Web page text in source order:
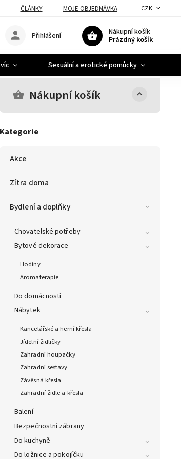
ČLÁNKY MOJE OBJEDNÁVKA CZK
Nákupní košík
Prázdný košík
Přihlášení
Sexuální a erotické pomůcky
Nákupní košík
Kategorie
Akce
Zítra doma
Bydlení a doplňky
Chovatelské potřeby
Bytové dekorace
Hodiny
Aromaterapie
Do domácnosti
Nábytek
Kancelářské a herní křesla
Jídelní židličky
Zahradní houpačky
Zahradní sestavy
Závěsná křesla
Zahradní židle a křesla
Balení
Bezpečnostní zábrany
Do kuchyně
Do ložnice a pokojíčku